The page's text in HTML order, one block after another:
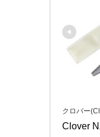
クロバー
Clover